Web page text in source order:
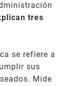
tres
se refiere a
sus
Mide